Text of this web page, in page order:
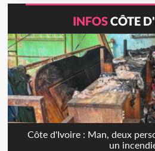
INFOSCÔTE
Côte d'Ivoire : Man, deux
un